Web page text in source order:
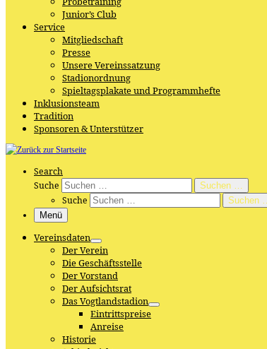
Junior’s Club
Service
Mitgliedschaft
Presse
Unsere Vereinssatzung
Stadionordnung
Spieltagsplakate und Programmhefte
Inklusionsteam
Tradition
Sponsoren & Unterstützer
Search
Suche
Suchen …
Suche
Suchen …
Menü
Vereinsdaten
Der Verein
Die Geschäftsstelle
Der Vorstand
Der Aufsichtsrat
Das Vogtlandstadion
Eintrittspreise
Anreise
Historie